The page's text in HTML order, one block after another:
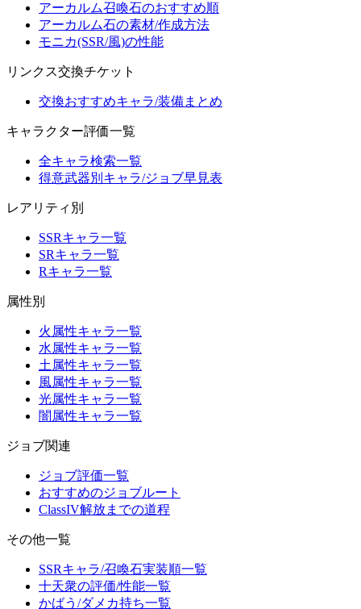
アーカルム召喚石のおすすめ順
アーカルム石の素材/作成方法
モニカ(SSR/風)の性能
リンクス交換チケット
交換おすすめキャラ/装備まとめ
キャラクター評価一覧
全キャラ検索一覧
得意武器別キャラ/ジョブ早見表
レアリティ別
SSRキャラ一覧
SRキャラ一覧
Rキャラ一覧
属性別
火属性キャラ一覧
水属性キャラ一覧
土属性キャラ一覧
風属性キャラ一覧
光属性キャラ一覧
闇属性キャラ一覧
ジョブ関連
ジョブ評価一覧
おすすめのジョブルート
ClassIV解放までの道程
その他一覧
SSRキャラ/召喚石実装順一覧
十天衆の評価/性能一覧
かばう/ダメカ持ち一覧